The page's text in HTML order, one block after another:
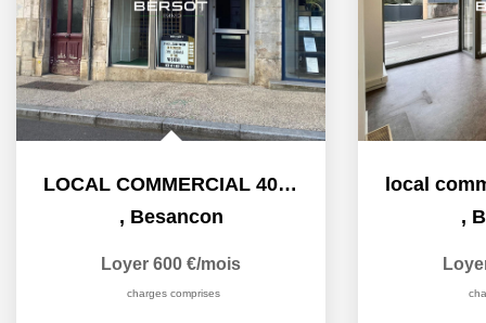
LOCAL COMMERCIAL 40 m² - Place Flore
, Besancon
Loyer 600 €/mois
charges comprises
,